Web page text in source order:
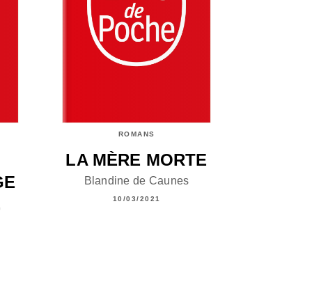
ROMANS
LA MÈRE MORTE
Blandine de Caunes
10/03/2021